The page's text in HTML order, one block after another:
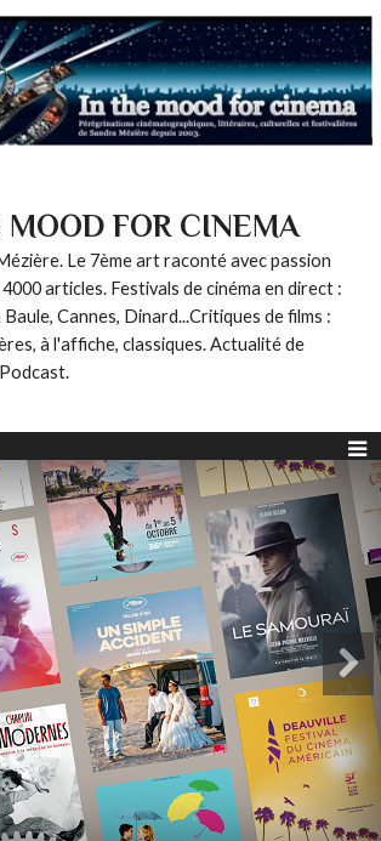
MOOD FOR CINEMA
Le 7ème art raconté avec passion
articles. Festivals de cinéma en direct :
Baule, Cannes, Dinard...Critiques de films :
à l'affiche, classiques. Actualité de